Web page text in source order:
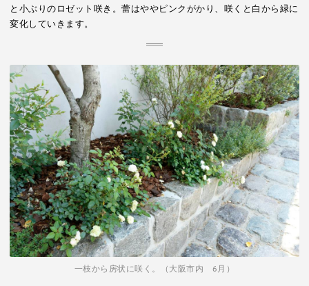
と小ぶりのロゼット咲き。蕾はややピンクがかり、咲くと白から緑に
変化していきます。
一枝から房状に咲く。（大阪市内 6月）